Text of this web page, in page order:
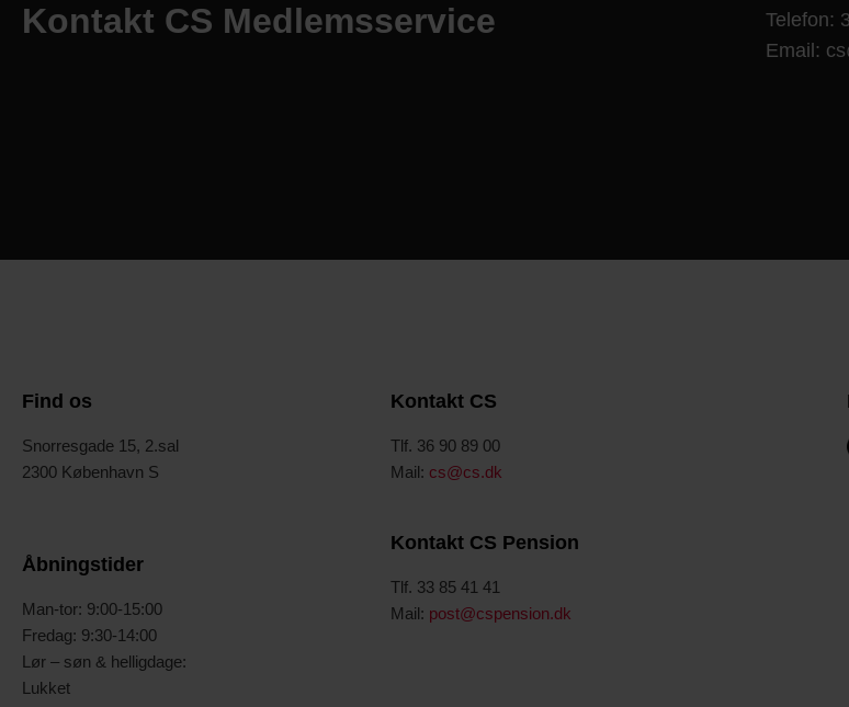
Kontakt CS Medlemsservice
Telefon:
Email:
Find os
Snorresgade 15, 2.sal
2300 København S
Åbningstider
Man-tor: 9:00-15:00
Fredag: 9:30-14:00
Lør – søn & helligdage:
Lukket
Kontakt CS
Tlf. 36 90 89 00
Mail: cs@cs.dk
Kontakt CS Pension
Tlf. 33 85 41 41
Mail: post@cspension.dk